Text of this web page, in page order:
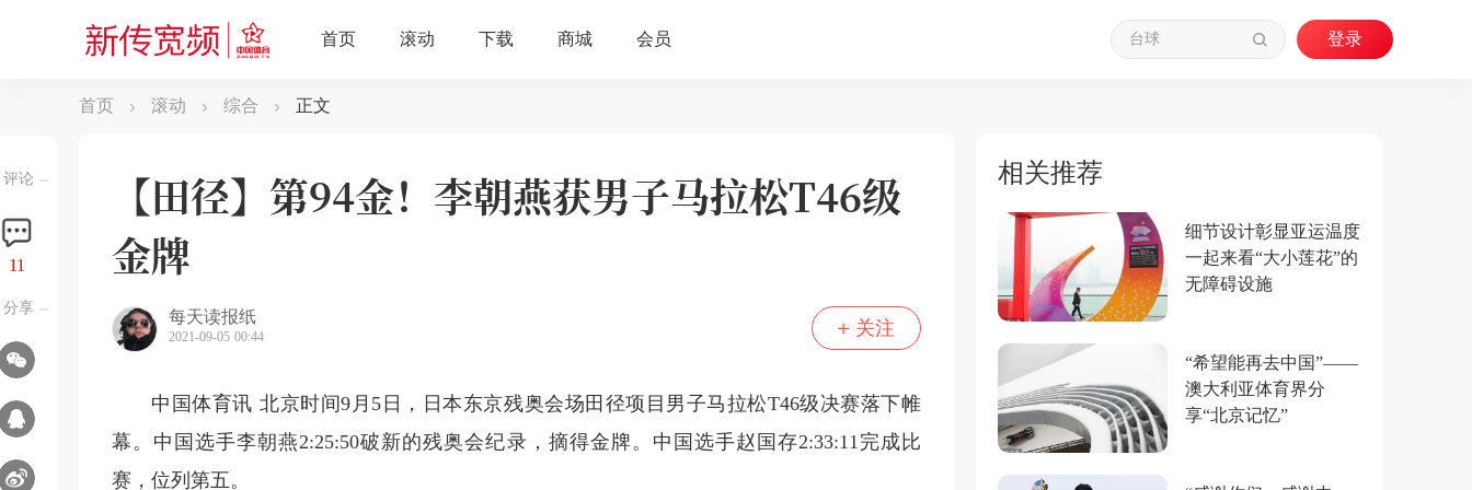
首页 滚动 综合 正文
评论
11
分享
【田径】第94金！李朝燕获男子马拉松T46级
金牌
每天读报纸
2021-09-05 00:44 关注
中国体育讯 北京时间9月5日，日本东京残奥会场田径项目男子马拉松T46级决赛落下帷
幕。中国选手李朝燕2:25:50破新的残奥会纪录，摘得金牌。中国选手赵国存2:33:11完成比
赛，位列第五。
相关推荐
细节设计彰显亚运温度
一起来看“大小莲花”的
无障碍设施
“希望能再去中国”——
澳大利亚体育界分
享“北京记忆”